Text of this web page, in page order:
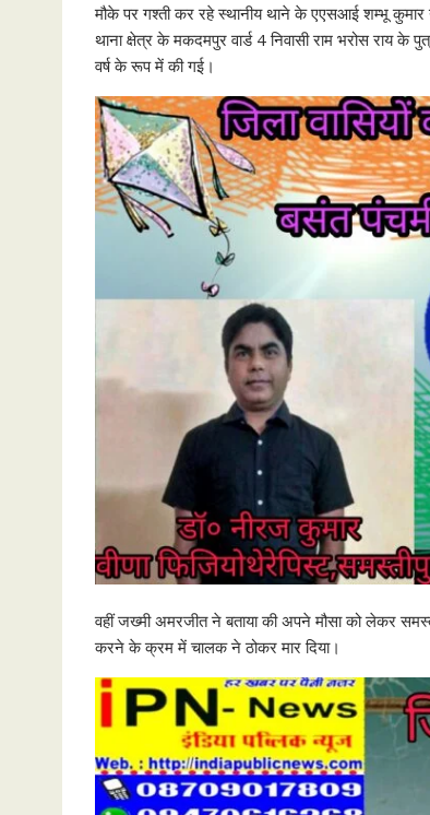
मौके पर गश्ती कर रहे स्थानीय थाने के एएसआई शम्भू कुमार
थाना क्षेत्र के मकदमपुर वार्ड 4 निवासी राम भरोस राय के
वर्ष के रूप में की गई।
वहीं जख्मी अमरजीत ने बताया की अपने मौसा को लेकर
करने के क्रम में चालक ने ठोकर मार दिया।